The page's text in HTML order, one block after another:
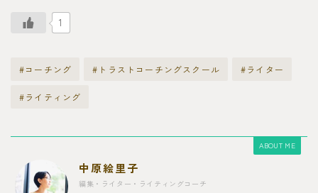
1
#コーチング #トラストコーチングスクール #ライター
#ライティング
ABOUT ME
中原絵里子
編集・ライター・ライティングコーチ